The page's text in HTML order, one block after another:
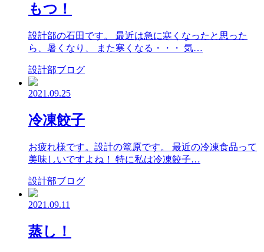
もつ！
設計部の石田です。 最近は急に寒くなったと思った
ら、暑くなり、 また寒くなる・・・ 気…
設計部ブログ
2021.09.25
冷凍餃子
お疲れ様です。設計の篭原です。 最近の冷凍食品って
美味しいですよね！ 特に私は冷凍餃子…
設計部ブログ
2021.09.11
蒸し！